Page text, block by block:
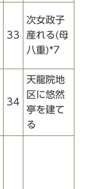
33
次女政子
産れる(母
八重)*7
34
天龍院地
区に悠然
亭を建て
る